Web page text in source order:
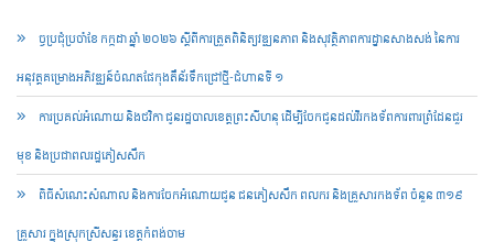
ច្ចប្រជុំប្រចាំខែ កក្កដា ឆ្នាំ ២០២៦ ស្តីពីការត្រួតពិនិត្យវឌ្ឍនភាព និងសុវត្ថិភាពការដ្ឋានសាងសង់ នៃការ
អនុវត្តគម្រោងអភិវឌ្ឍន៍ចំណតផែកុងតឺន័រទឹកជ្រៅថ្មី-ជំហានទី ១
ការប្រគល់អំណោយ និងថវិកា ជូនរដ្ឋបាលខេត្តព្រះសីហនុ ដើម្បីចែកជូនដល់វីរកងទ័ពការពារព្រំដែនជួរ
មុខ និងប្រជាពលរដ្ឋភៀសសឹក
ពិធីសំណេះសំណាល និងការចែកអំណោយជូន ជនភៀសសឹក ពលករ និងគ្រួសារកងទ័ព ចំនួន ៣១៩
គ្រួសារ ក្នុងស្រុកស្រីសន្ធរ ខេត្តកំពង់ចាម